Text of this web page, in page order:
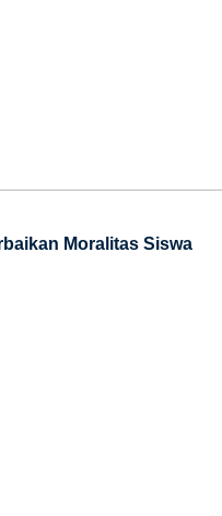
Moralitas Siswa